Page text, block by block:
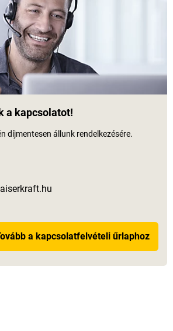
a kapcsolatot!
díjmentesen állunk rendelkezésére.
a kapcsolatfelvételi űrlaphoz